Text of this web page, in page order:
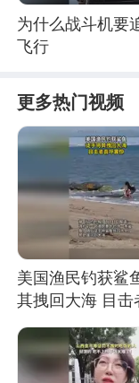
为什么战斗机要
飞行
更多热门视频
美国渔民钓获鲨
其拽回大海 目击
消息）